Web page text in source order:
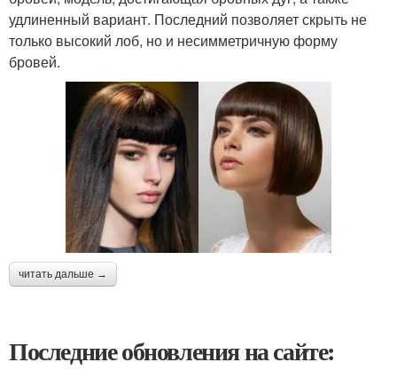
удлиненный вариант. Последний позволяет скрыть не
только высокий лоб, но и несимметричную форму
бровей.
читать дальше →
Последние обновления на сайте: